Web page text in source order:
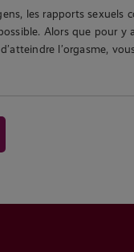
les rapports sexuels
Alors que pour y
l’orgasme,